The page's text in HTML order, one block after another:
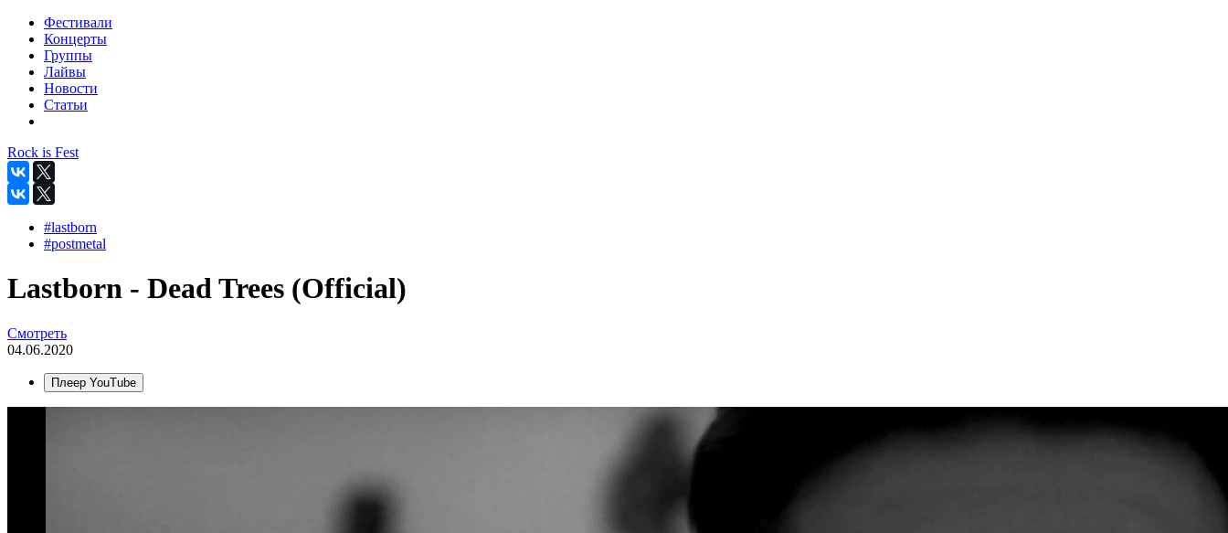
Фестивали
Концерты
Группы
Лайвы
Новости
Статьи
Rock is Fest
#lastborn
#postmetal
Lastborn - Dead Trees (Official)
Смотреть
04.06.2020
Плеер YouTube